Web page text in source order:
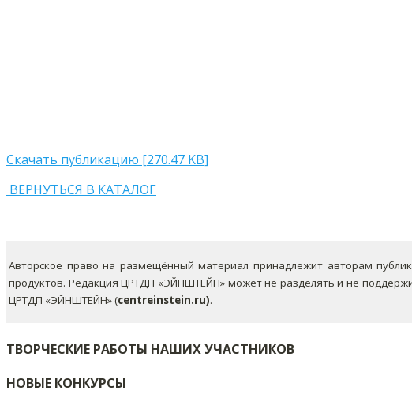
Скачать публикацию [270.47 KB]
ВЕРНУТЬСЯ В КАТАЛОГ
Авторское право на размещённый материал принадлежит авторам
продуктов. Редакция ЦРТДП «ЭЙНШТЕЙН» может не разделять и не
ЦРТДП «ЭЙНШТЕЙН» (centreinstein.ru).
ТВОРЧЕСКИЕ РАБОТЫ НАШИХ УЧАСТНИКОВ
НОВЫЕ КОНКУРСЫ